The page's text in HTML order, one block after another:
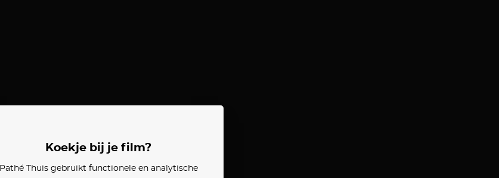
Koekje bij je film?
Pathé Thuis gebruikt functionele en analytische